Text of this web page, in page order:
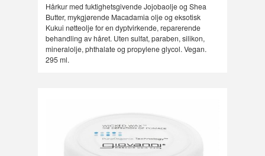
Hårkur med fuktighetsgivende Jojobaolje og Shea
Butter, mykgjørende Macadamia olje og eksotisk
Kukui nøtteolje for en dyptvirkende, reparerende
behandling av håret. Uten sulfat, paraben, silikon,
mineralolje, phthalate og propylene glycol. Vegan.
295 ml.